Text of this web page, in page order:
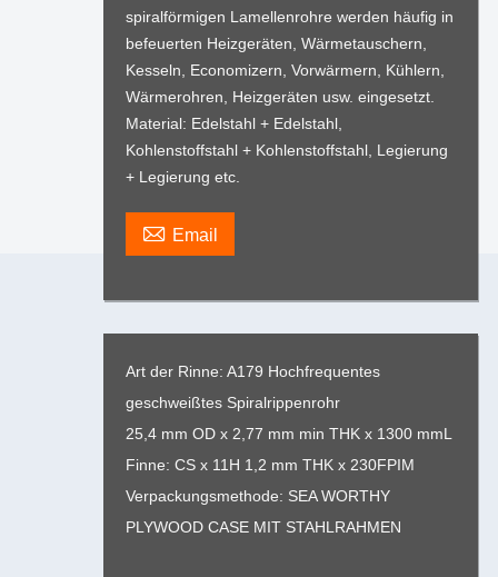
spiralförmigen Lamellenrohre werden häufig in
befeuerten Heizgeräten, Wärmetauschern,
Kesseln, Economizern, Vorwärmern, Kühlern,
Wärmerohren, Heizgeräten usw. eingesetzt.
Material: Edelstahl + Edelstahl,
Kohlenstoffstahl + Kohlenstoffstahl, Legierung
+ Legierung etc.
 Email
Art der Rinne: A179 Hochfrequentes
geschweißtes Spiralrippenrohr
25,4 mm OD x 2,77 mm min THK x 1300 mmL
Finne: CS x 11H 1,2 mm THK x 230FPIM
Verpackungsmethode: SEA WORTHY
PLYWOOD CASE MIT STAHLRAHMEN